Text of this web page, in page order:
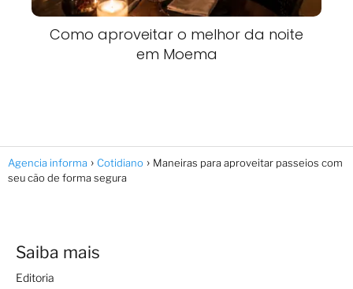
Como aproveitar o melhor da noite
em Moema
Agencia informa Cotidiano
Maneiras para aproveitar passeios com
seu cão de forma segura
Saiba mais
Editoria